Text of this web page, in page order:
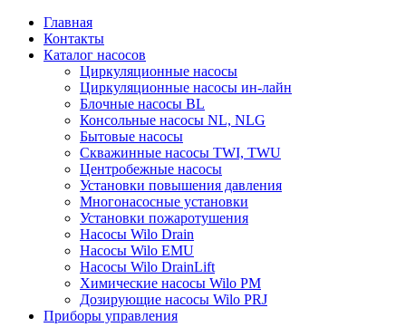
Главная
Контакты
Каталог насосов
Циркуляционные насосы
Циркуляционные насосы ин-лайн
Блочные насосы BL
Консольные насосы NL, NLG
Бытовые насосы
Скважинные насосы TWI, TWU
Центробежные насосы
Установки повышения давления
Многонасосные установки
Установки пожаротушения
Насосы Wilo Drain
Насосы Wilo EMU
Насосы Wilo DrainLift
Химические насосы Wilo PM
Дозирующие насосы Wilo PRJ
Приборы управления